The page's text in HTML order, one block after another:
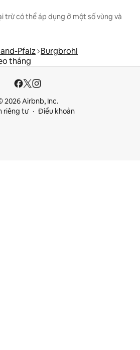
trừ có thể áp dụng ở một số vùng và
Pfalz Burgbrohl
tháng
2026 Airbnb, Inc.
riêng tư
Điều khoản